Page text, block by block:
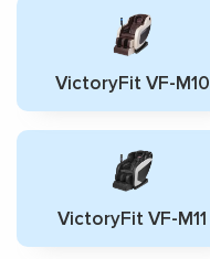
VictoryFit VF-M10
VictoryFit VF-M11